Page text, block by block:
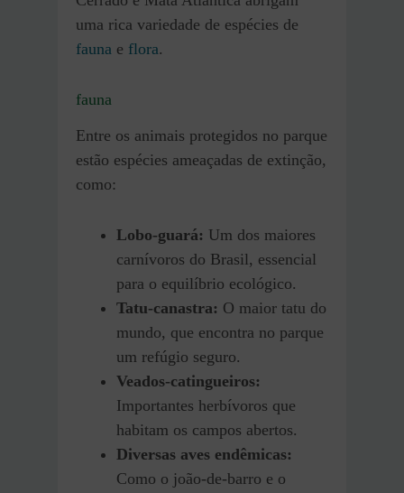
uma rica variedade de espécies de
fauna e flora.
fauna
Entre os animais protegidos no parque
estão espécies ameaçadas de extinção,
como:
Lobo-guará: Um dos maiores
carnívoros do Brasil, essencial
para o equilíbrio ecológico.
Tatu-canastra: O maior tatu do
mundo, que encontra no parque
um refúgio seguro.
Veados-catingueiros:
Importantes herbívoros que
habitam os campos abertos.
Diversas aves endêmicas:
Como o joão-de-barro e o